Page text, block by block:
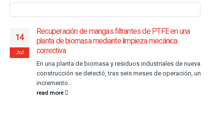
14
Jul
Recuperación de mangas filtrantes de PTFE en una
planta de biomasa mediante limpieza mecánica
correctiva
En una planta de biomasa y residuos industriales de nueva
construcción se detectó, tras seis meses de operación, un
incremento...
read more